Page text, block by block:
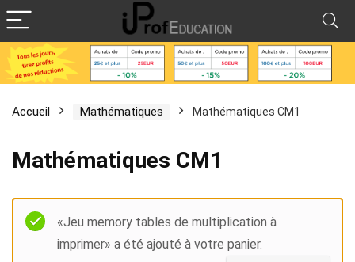
Accueil Mathématiques Mathématiques CM1
Mathématiques CM1
«Jeu memory tables de multiplication à
imprimer» a été ajouté à votre panier.